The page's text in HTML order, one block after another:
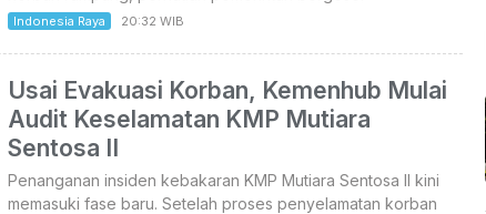
Indonesia Raya 20:32 WIB
Usai Evakuasi Korban, Kemenhub Mulai
Audit Keselamatan KMP Mutiara
Sentosa II
Penanganan insiden kebakaran KMP Mutiara Sentosa II kini
memasuki fase baru. Setelah proses penyelamatan korban